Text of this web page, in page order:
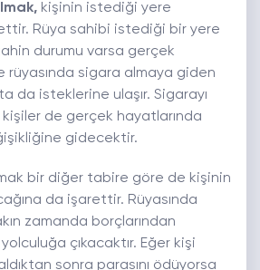
kişinin istediği yere
Rüya sahibi istediği bir yere
durumu varsa gerçek
rüyasında sigara almaya giden
da isteklerine ulaşır. Sigarayı
de gerçek hayatlarında
gidecektir.
bir diğer tabire göre de kişinin
da işarettir. Rüyasında
zamanda borçlarından
yolculuğa çıkacaktır. Eğer kişi
sonra parasını ödüyorsa